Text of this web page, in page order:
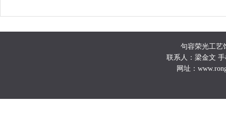
句容荣光工艺
联系人：梁金文 手
网址：